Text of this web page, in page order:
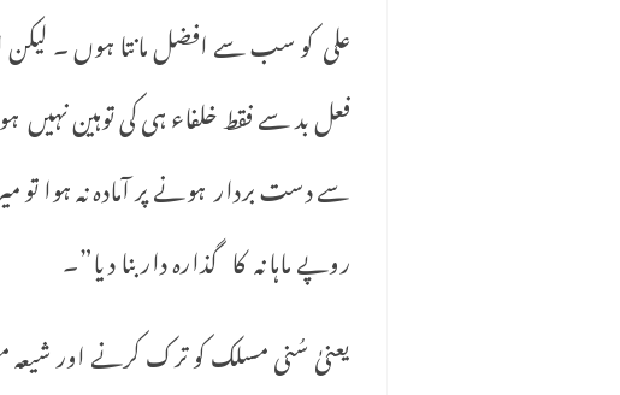
علی کو سب سے افضل مانتا ہوں ۔
فعل بد سے فقط خلفاء ہی کی توہین
سے دست بردار ہونے پر آمادہ نہ ہوا
روپے ماہانہ کا گذارہ دار بنا دیا”۔
یعنیٰ سُنی مسلک کو ترک کرنے اور